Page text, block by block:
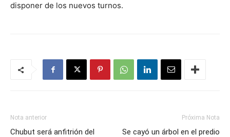
disponer de los nuevos turnos.
Nota anterior
Chubut será anfitrión del
Próxima Nota
Se cayó un árbol en el predio